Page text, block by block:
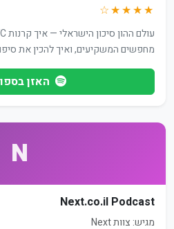
★★★★☆
מחפשים המשקיעים, ואיך להכין את
האזן
N
Next.co.il Podcast
מגיש: צוות Next